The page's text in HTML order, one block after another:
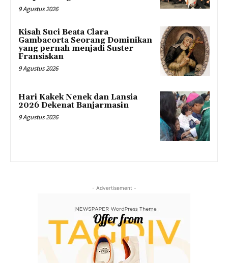
9 Agustus 2026
Kisah Suci Beata Clara
Gambacorta Seorang Dominikan
yang pernah menjadi Suster
Fransiskan
9 Agustus 2026
Hari Kakek Nenek dan Lansia
2026 Dekenat Banjarmasin
9 Agustus 2026
- Advertisement -